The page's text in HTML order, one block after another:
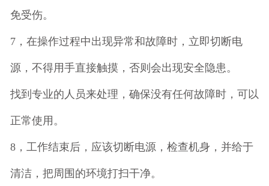
免受伤。
7，在操作过程中出现异常和故障时，立即切断电
源，不得用手直接触摸，否则会出现安全隐患。
找到专业的人员来处理，确保没有任何故障时，可以
正常使用。
8，工作结束后，应该切断电源，检查机身，并给于
清洁，把周围的环境打扫干净。